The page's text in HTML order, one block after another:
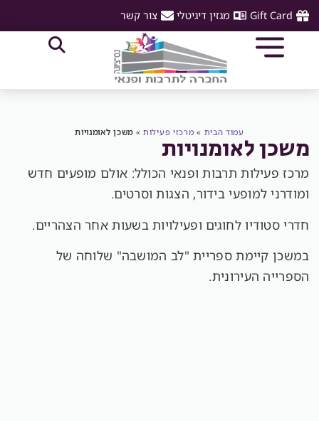
Gift Card מגזין דיגיטלי צור קשר
עמוד הבית » מרכזי פעילות»משכן לאומנויות
משכן לאומנויות
מרכז פעילות תרבות ופנאי הכולל: אולם מופעים חדש
ומודרני למופעי בידור, הצגות וסרטים.
חדרי סטודיו לחוגים ופעילויות בשעות אחר הצהריים.
במשכן קיימת ספריית "לב המושבה" שלוחה של
הספרייה העירונית.